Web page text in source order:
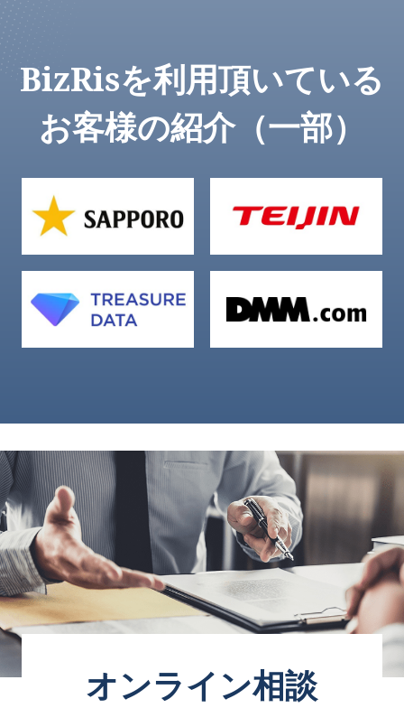
BizRisを利用頂いている
お客様の紹介（一部）
オンライン相談